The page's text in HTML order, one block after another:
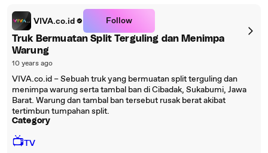
VIVA.co.id Follow
Truk Bermuatan Split Terguling dan Menimpa
Warung
10 years ago
VIVA.co.id – Sebuah truk yang bermuatan split terguling dan
menimpa warung serta tambal ban di Cibadak, Sukabumi, Jawa
Barat. Warung dan tambal ban tersebut rusak berat akibat
tertimbun tumpahan split.
Category
📺TV